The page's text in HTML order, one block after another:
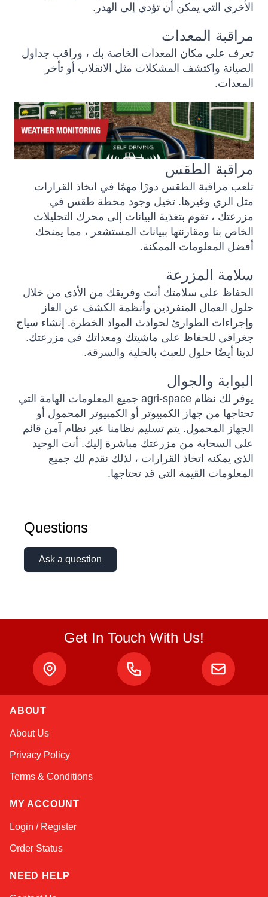
الأخرى التي يمكن أن تؤدي إلى الهدر.
مراقبة المعدات
تعرف على مكان المعدات الخاصة بك ، وراقب جداول
الصيانة واكتشف المشكلات مثل الانقلاب أو تأخر
المعدات.
مراقبة الطقس
تلعب مراقبة الطقس دورًا مهمًا في اتخاذ القرارات
مثل الري وغيرها. تخيل وجود محطة طقس في
مزرعتك ، تقوم بتغذية البيانات إلى محرك التحليلات
الخاص بنا ومقارنتها ببيانات المستشعر ، مما يمنحك
أفضل المعلومات الممكنة.
سلامة المزرعة
الحفاظ على سلامتك أنت وفريقك من الأذى من خلال
حلول العمال المنفردين وأنظمة الكشف عن الغاز
وإجراءات الطوارئ لحوادث المواد الخطرة. إنشاء سياج
جغرافي للحفاظ على ماشيتك ومعداتك في مزرعتك.
لدينا أيضًا حلول للعبث بالخلية والسرقة.
البوابة والجوال
يوفر لك نظام agri-space جميع المعلومات الهامة التي
تحتاجها من جهاز الكمبيوتر أو الكمبيوتر المحمول أو
الجهاز المحمول. يتم تسليم نظامنا عبر نظام آمن قائم
على السحابة من مزرعتك مباشرة إليك. أنت الوحيد
الذي يمكنه اتخاذ القرارات ، لذلك نقدم لك جميع
المعلومات القيمة التي قد تحتاجها.
Questions
Ask a question
Get In Touch With Us!
ABOUT
About Us
Privacy Policy
Terms & Conditions
MY ACCOUNT
Login / Register
Order Status
NEED HELP